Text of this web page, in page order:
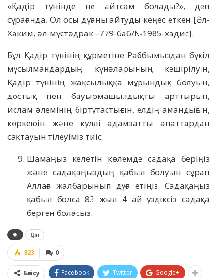
«Қадір түнінде не айтсам болады?», деп
сұрағанда, Ол осы дұғаны айтуды кеңес еткен [Әл-
Хаким, әл-мүстәдрак –779-баб/№1985-хадис].
Бұл Қадір түнінің құрметіне Раббымыздан бүкіл
мұсылмандардың күнәларының кешірілуін,
Қадір түнінің жақсылыққа мұрындық болуын,
достық пен бауырмашылдықты арттырып,
ислам әлемінің біртұтастығын, елдің амандығын,
көркеюін және күллі адамзатты апаттардан
сақтауын тілеуіміз тиіс.
Шамаңыз келетін көлемде садақа беріңіз
және садақаңыздың қабыл болуын сұрап
Аллаға жалбарынып дұға етіңіз. Садақаңыз
қабыл болса 83 жыл 4 ай үздіксіз садақа
берген боласыз.
Дін
0
823
Бөлісу Facebook Twitter Google+